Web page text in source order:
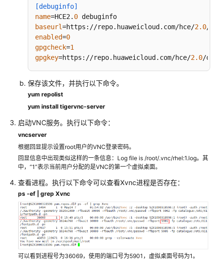
拟
机
安
装
并
配
置
拟
机
（Linux）
获
取
镜
像
[debuginfo]
name=HCE2. 0
baseurl=https://repo.huaweicloud.com/hce/2.0/
enabled=0
gpgcheck=1
gpgkey=https://repo.huaweicloud.com/hce/2.0/
保存该文件，并执行以下命令。
yum repolist
yum install tigervnc-server
启动VNC服务。执行以下命令：
vncserver
根据回显提示设置root用户的VNC登录密码。
回显信息中出现类似这样的一条信息：Log file is /root/.vnc/rhel:1.log。其
中，“1”表示当前用户分配的是VNC的第一个虚拟桌面。
查看进程。执行以下命令可以查看Xvnc进程是否存在：
ps -ef | grep Xvnc
可以看到进程号为36069，使用的端口号为5901，虚拟桌面号码为1。